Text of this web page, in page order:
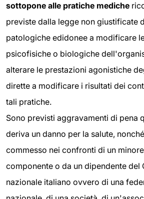
sottopone alle pratiche mediche
previste dalla legge non giustificate
patologiche edidonee a modificare
psicofisiche o biologiche
alterare le prestazioni agonistiche
dirette a modificare i risultati dei
tali pratiche.
Sono previsti aggravamenti di pena
deriva un danno per la salute,
commesso nei confronti di un
componente o da un dipendente
nazionale italiano ovvero di una